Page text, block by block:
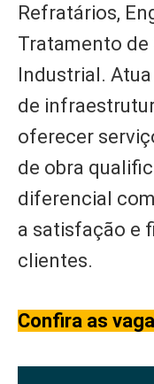
Refratários,
Tratamento de
Industrial.
de
oferecer
de obra
diferencial
a satisfação e
clientes.
Confira as